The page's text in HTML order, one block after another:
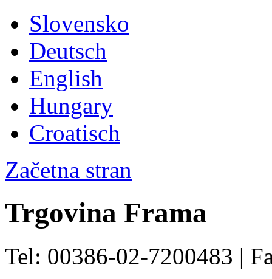
Slovensko
Deutsch
English
Hungary
Croatisch
Začetna stran
Trgovina Frama
Tel: 00386-02-7200483 |